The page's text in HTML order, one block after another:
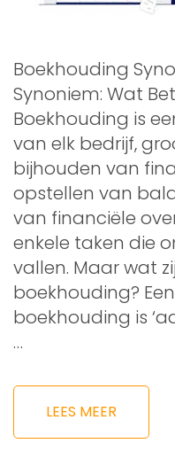
Boekhouding
Synoniem: Wat
Boekhouding is
van elk bedrijf,
bijhouden van
opstellen van
van financiële
enkele taken die
vallen. Maar wat
boekhouding?
boekhouding is
…
LEES MEER